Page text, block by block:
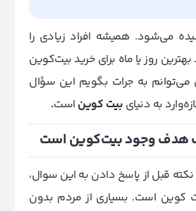
می‌شود. همیشه افراد زیادی را
روز یا ماه برای خرید بیت‌کوین
به جرات بگویم این سؤال
به دنیای بیت کوین است.
هدف وجود بیت‌کوین است
قبل از پاسخ دادن به این سوال،
کوین است. بسیاری از مردم بدون